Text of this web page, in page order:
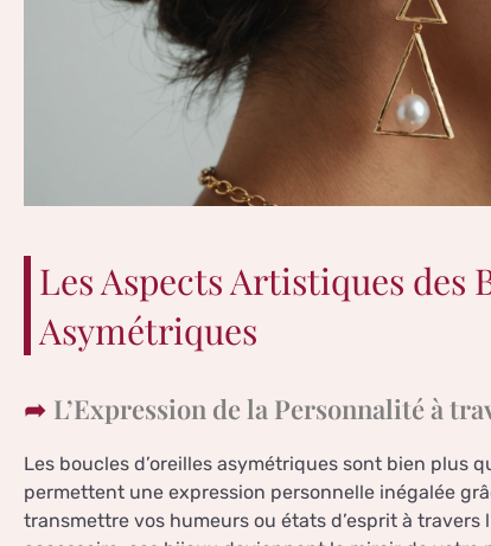
Les Aspects Artistiques des
Asymétriques
L’Expression de la Personnalité à
Les boucles d’oreilles asymétriques sont bien plus
permettent une expression personnelle inégalée
transmettre vos humeurs ou états d’esprit à travers